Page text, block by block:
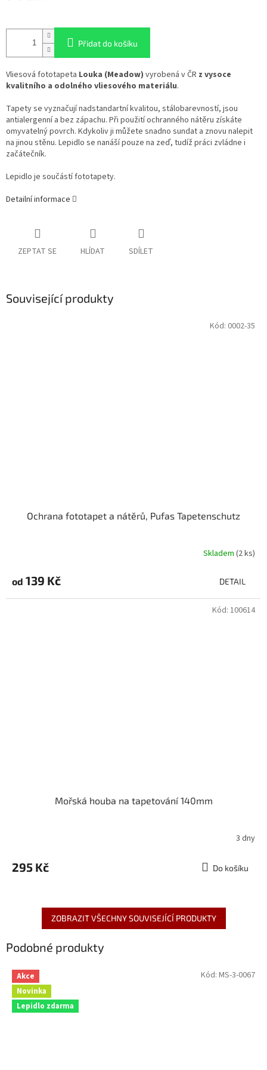
Přidat do košíku
Vliesová fototapeta Louka (Meadow) vyrobená v ČR z vysoce
kvalitního a odolného vliesového materiálu.
Tapety se vyznačují nadstandartní kvalitou, stálobarevností, jsou
antialergenní a bez zápachu. Při použití ochranného nátěru získáte
omyvatelný povrch. Kdykoliv ji můžete snadno sundat a znovu nalepit
na jinou stěnu. Lepidlo se nanáší pouze na zeď, tudíž práci zvládne i
začátečník.
Lepidlo je součástí fototapety.
Detailní informace
ZEPTAT SE HLÍDAT SDÍLET
Související produkty
Ochrana fototapet a nátěrů, Pufas Tapetenschutz
Skladem (2 ks)
od 139 Kč DETAIL
Kód: 0002-35
Mořská houba na tapetování 140mm
3 dny
295 Kč Do košíku
Kód: 100614
ZOBRAZIT VŠECHNY SOUVISEJÍCÍ PRODUKTY
Podobné produkty
Akce
Novinka
Lepidlo zdarma
Kód: MS-3-0067